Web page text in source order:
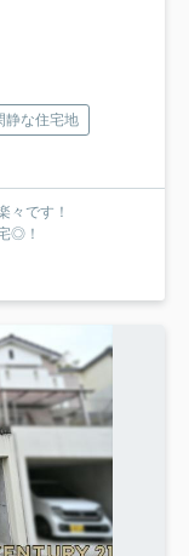
静な住宅地
々です！
◎！